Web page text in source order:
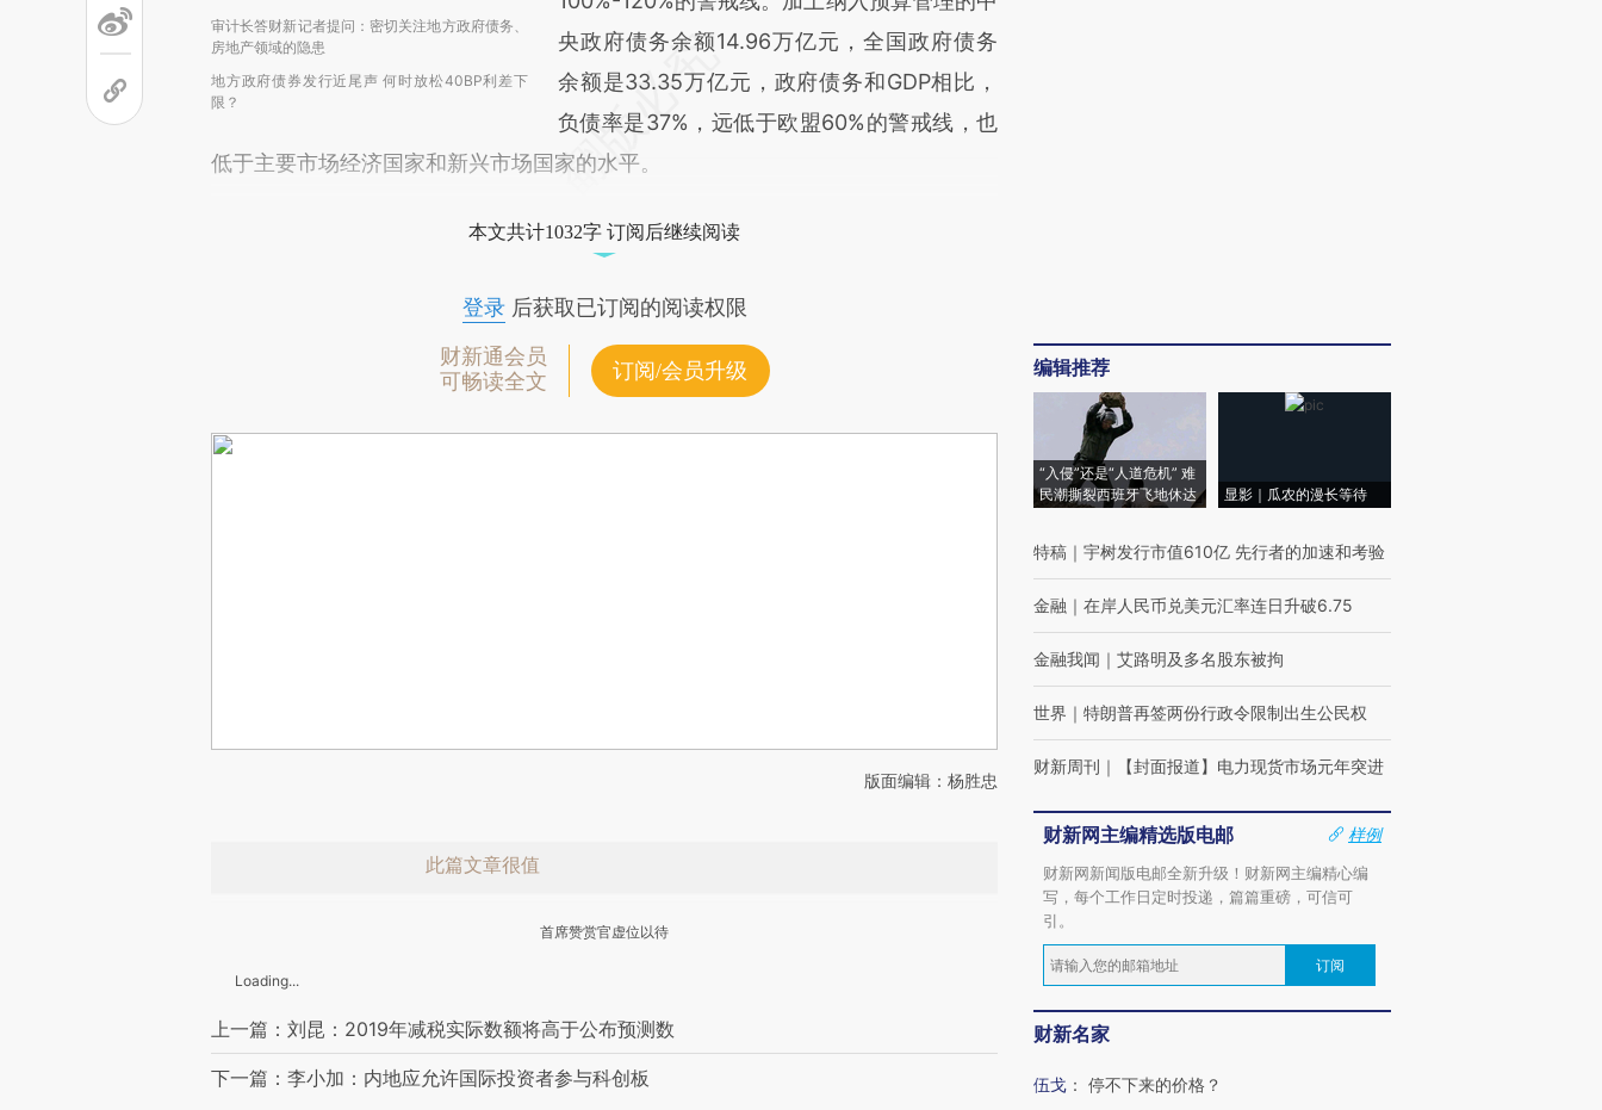
审计长答财新记者提问：密切关注地方政府债务、
房地产领域的隐患
地方政府债券发行近尾声 何时放松40BP利差下
限？
央政府债务余额14.96万亿元，全国政府债务
余额是33.35万亿元，政府债务和GDP相比，
负债率是37%，远低于欧盟60%的警戒线，也
低于主要市场经济国家和新兴市场国家的水平。
本文共计1032字 订阅后继续阅读
登录后获取已订阅的阅读权限
财新通会员
可畅读全文
订阅/会员升级
版面编辑：杨胜忠
此篇文章很值
首席赞赏官虚位以待
Loading...
上一篇：刘昆：2019年减税实际数额将高于公布预测数
下一篇：李小加：内地应允许国际投资者参与科创板
编辑推荐
“入侵”还是“人道危机” 难
民潮撕裂西班牙飞地休达
显影｜瓜农的漫长等待
特稿 ｜ 宇树发行市值610亿 先行者的加速和考验
金融 ｜ 在岸人民币兑美元汇率连日升破6.75
金融我闻 ｜ 艾路明及多名股东被拘
世界 ｜ 特朗普再签两份行政令限制出生公民权
财新周刊 ｜ 【封面报道】电力现货市场元年突进
财新网主编精选版电邮
样例
财新网新闻版电邮全新升级！财新网主编精心编
写，每个工作日定时投递，篇篇重磅，可信可
引。
订阅
财新名家
伍戈 ： 停不下来的价格？